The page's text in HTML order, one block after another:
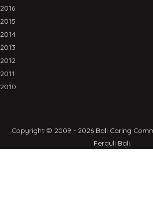
2016
2015
2014
2013
2012
2011
2010
Copyright © 2009 - 2026 Bali Caring
Perduli Bali.